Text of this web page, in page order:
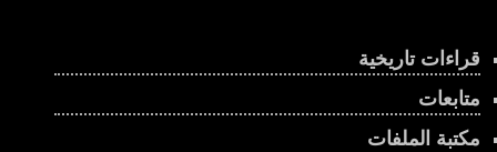
قراءات تاريخية
متابعات
مكتبة الملفات